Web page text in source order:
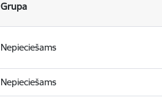
Grupa
Nepieciešams
Nepieciešams